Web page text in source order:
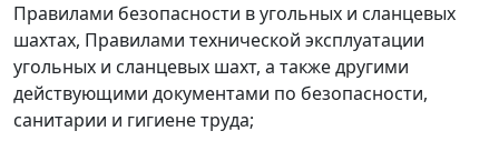
Правилами безопасности в угольных и сланцевых
шахтах, Правилами технической эксплуатации
угольных и сланцевых шахт, а также другими
действующими документами по безопасности,
санитарии и гигиене труда;